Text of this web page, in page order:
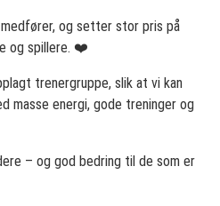
og setter stor pris på
og spillere. ❤️
trenergruppe, slik at vi kan
masse energi, gode treninger og
– og god bedring til de som er